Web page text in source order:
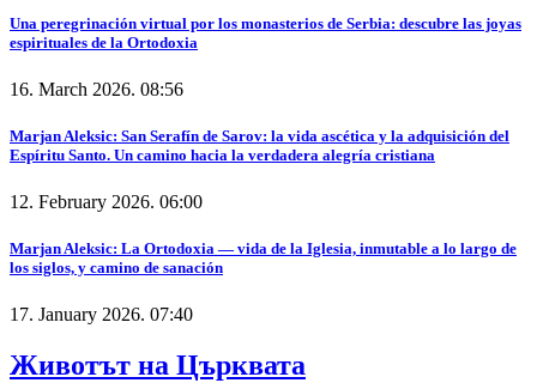
Una peregrinación virtual por los monasterios de Serbia: descubre las joyas
espirituales de la Ortodoxia
16. March 2026. 08:56
Marjan Aleksic: San Serafín de Sarov: la vida ascética y la adquisición del
Espíritu Santo. Un camino hacia la verdadera alegría cristiana
12. February 2026. 06:00
Marjan Aleksic: La Ortodoxia — vida de la Iglesia, inmutable a lo largo de
los siglos, y camino de sanación
17. January 2026. 07:40
Животът на Църквата